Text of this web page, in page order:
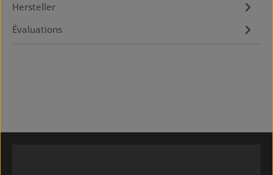
Hersteller
Évaluations